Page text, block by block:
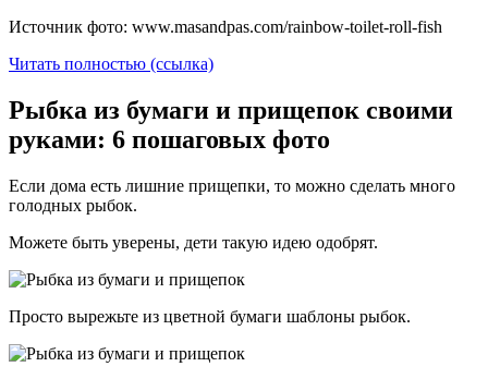
Источник фото: www.masandpas.com/rainbow-toilet-roll-fish
Читать полностью (ссылка)
Рыбка из бумаги и прищепок своими
руками: 6 пошаговых фото
Если дома есть лишние прищепки, то можно сделать много
голодных рыбок.
Можете быть уверены, дети такую идею одобрят.
Просто вырежьте из цветной бумаги шаблоны рыбок.